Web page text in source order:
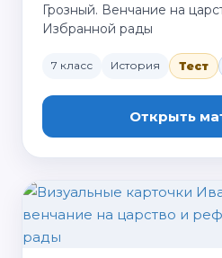
Грозный. Венчание на
Избранной рады
7 класс История Тест
Открыть